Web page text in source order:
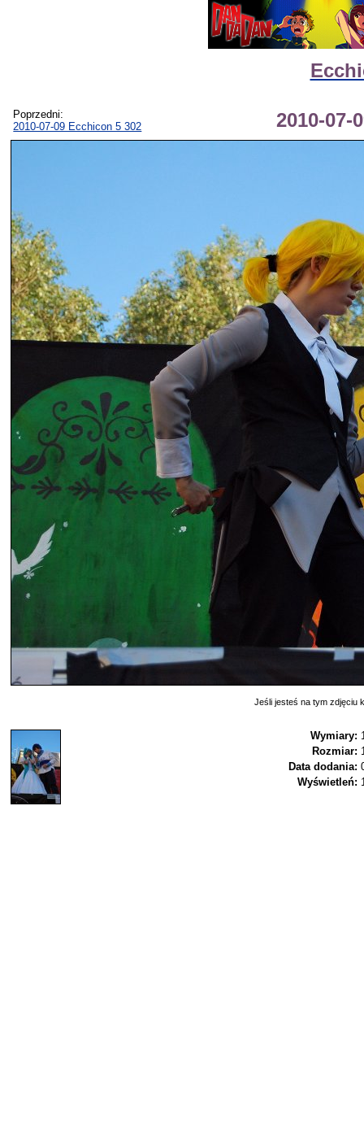
Poprzedni:
2010-07-09 Ecchicon 5 302
2010-07-
Jeśli jesteś na tym zdjęciu
Wymiary:
Rozmiar:
Data dodania:
Wyświetleń: